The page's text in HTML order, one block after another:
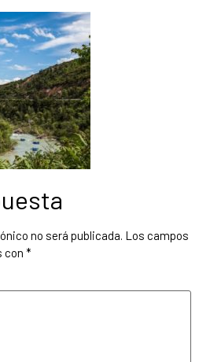
no será publicada. Los campos
con *